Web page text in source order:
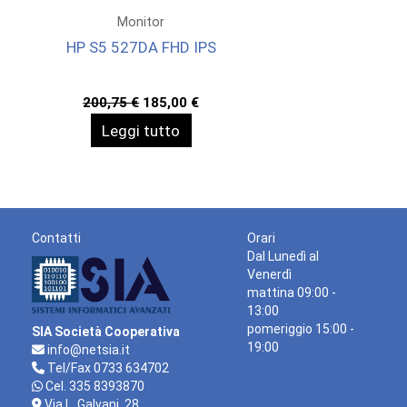
Monitor
HP S5 527DA FHD IPS
200,75€ Il
prezzo
originale
era:
185,00 €Il
Leggi tutto
Contatti
SIA Società Cooperativa
info@netsia.it
Tel/Fax 0733 634702
Cel. 335 8393870
Orari
Dal Lunedì al
Venerdì
mattina 09:00 -
13:00
pomeriggio 15:00 -
19:00